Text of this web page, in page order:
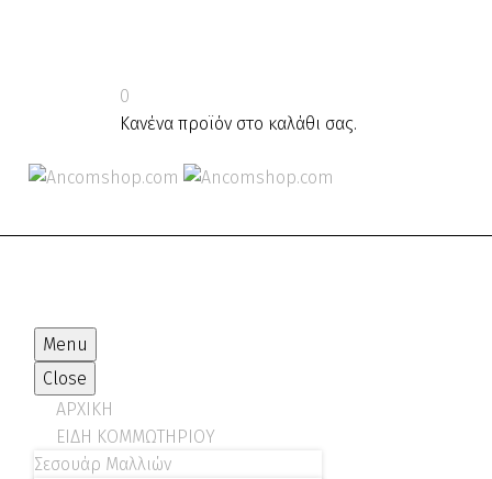
0
Κανένα προϊόν στο καλάθι σας.
Menu
Close
ΑΡΧΙΚΗ
ΕΙΔΗ ΚΟΜΜΩΤΗΡΙΟΥ
Σεσουάρ Μαλλιών